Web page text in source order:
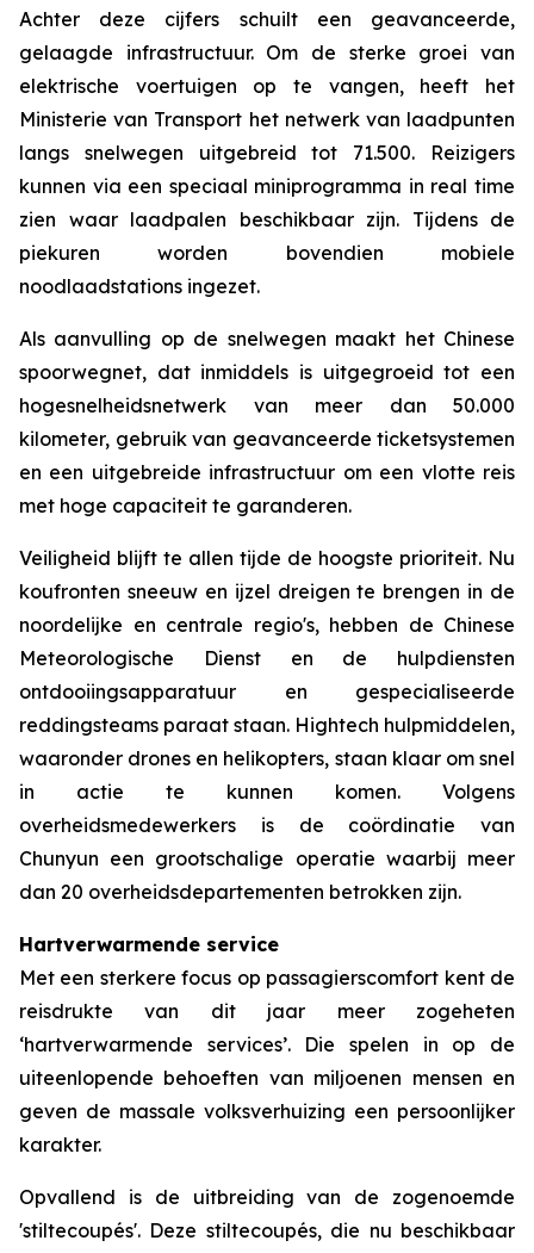
Achter deze cijfers schuilt een geavanceerde,
gelaagde infrastructuur. Om de sterke groei van
elektrische voertuigen op te vangen, heeft het
Ministerie van Transport het netwerk van laadpunten
langs snelwegen uitgebreid tot 71.500. Reizigers
kunnen via een speciaal miniprogramma in real time
zien waar laadpalen beschikbaar zijn. Tijdens de
piekuren worden bovendien mobiele
noodlaadstations ingezet.
Als aanvulling op de snelwegen maakt het Chinese
spoorwegnet, dat inmiddels is uitgegroeid tot een
hogesnelheidsnetwerk van meer dan 50.000
kilometer, gebruik van geavanceerde ticketsystemen
en een uitgebreide infrastructuur om een ​​vlotte reis
met hoge capaciteit te garanderen.
Veiligheid blijft te allen tijde de hoogste prioriteit. Nu
koufronten sneeuw en ijzel dreigen te brengen in de
noordelijke en centrale regio's, hebben de Chinese
Meteorologische Dienst en de hulpdiensten
ontdooiingsapparatuur en gespecialiseerde
reddingsteams paraat staan. Hightech hulpmiddelen,
waaronder drones en helikopters, staan klaar om snel
in actie te kunnen komen. Volgens
overheidsmedewerkers is de coördinatie van
Chunyun een grootschalige operatie waarbij meer
dan 20 overheidsdepartementen betrokken zijn.
Hartverwarmende service
Met een sterkere focus op passagierscomfort kent de
reisdrukte van dit jaar meer zogeheten
‘hartverwarmende services’. Die spelen in op de
uiteenlopende behoeften van miljoenen mensen en
geven de massale volksverhuizing een persoonlijker
karakter.
Opvallend is de uitbreiding van de zogenoemde
'stiltecoupés'. Deze stiltecoupés, die nu beschikbaar